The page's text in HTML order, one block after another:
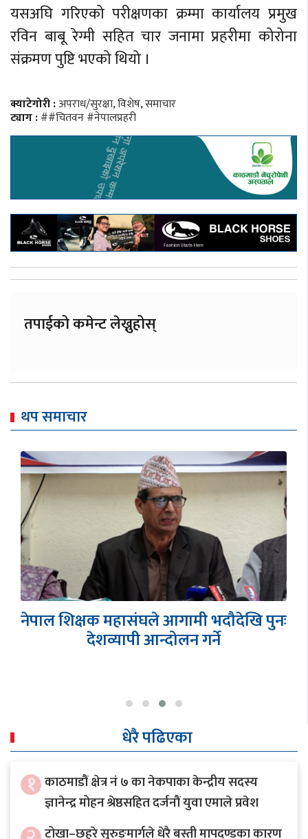
यसअघि गरिएको परीक्षणका क्रम्मा कार्यालय प्रमुख
रविन बाबू रेग्मी सहित चार जनामा प्रहरीमा कोरोना
संक्रमण पुष्टि भएको थियो ।
क्याटेगोरी :अपराध/सुरक्षा,विशेष,समाचार
ट्याग :##चितवन #नेपालप्रहरी
तपाईको कमेन्ट लेख्नुहोस्
थप समाचार
शेरबहादुर देउवामाथि धरपकड गरे प्रतिरोधमा
उत्रने चेतावनी
धेरै पढिएका
१ काठमाडौं क्षेत्र नं ७ का नेकपाका केन्द्रीय सदस्य
ज्ञानेन्द्र मोहन श्रेष्ठसहित दर्जनौं युवा एमाले प्रवेश
टोखा–छहरे सुरुङमार्गले धेरै बस्ती मापदण्डका कारण